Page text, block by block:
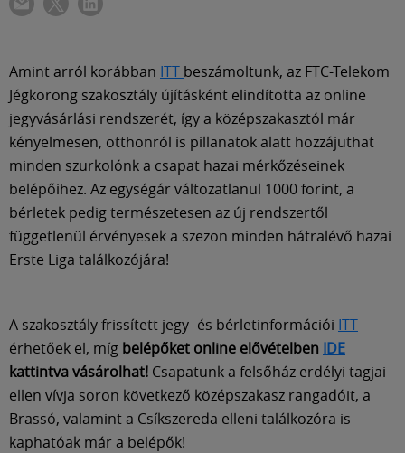
Amint arról korábban ITT beszámoltunk, az FTC-Telekom
Jégkorong szakosztály újításként elindította az online
jegyvásárlási rendszerét, így a középszakasztól már
kényelmesen, otthonról is pillanatok alatt hozzájuthat
minden szurkolónk a csapat hazai mérkőzéseinek
belépőihez. Az egységár változatlanul 1000 forint, a
bérletek pedig természetesen az új rendszertől
függetlenül érvényesek a szezon minden hátralévő hazai
Erste Liga találkozójára!
A szakosztály frissített jegy- és bérletinformációi ITT
érhetőek el, míg belépőket online elővételben IDE
kattintva vásárolhat! Csapatunk a felsőház erdélyi tagjai
ellen vívja soron következő középszakasz rangadóit, a
Brassó, valamint a Csíkszereda elleni találkozóra is
kaphatóak már a belépők!
Szolgáltatások
Shop
Közösség
Múzeum
English